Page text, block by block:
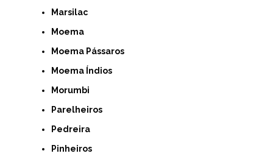
Marsilac
Moema
Moema Pássaros
Moema Índios
Morumbi
Parelheiros
Pedreira
Pinheiros